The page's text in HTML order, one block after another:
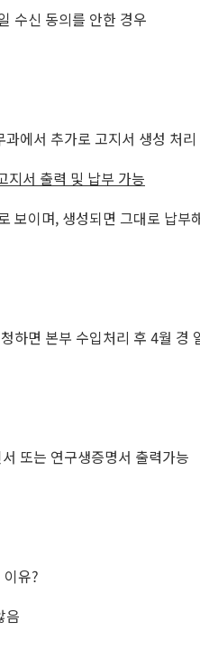
수신 동의를 안한 경우
에서 추가로 고지서 생성 처
지서 출력 및 납부 가능
보이며, 생성되면 그대로 납부
하면 본부 수입처리 후 4월 경
또는 연구생증명서 출력가능
유?
음